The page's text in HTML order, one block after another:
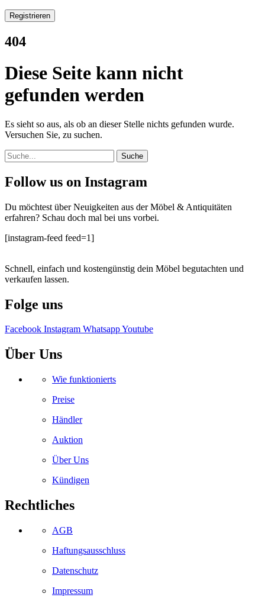
Registrieren
404
Diese Seite kann nicht
gefunden werden
Es sieht so aus, als ob an dieser Stelle nichts gefunden wurde.
Versuchen Sie, zu suchen.
Suche
Follow us on Instagram
Du möchtest über Neuigkeiten aus der Möbel & Antiquitäten
erfahren? Schau doch mal bei uns vorbei.
[instagram-feed feed=1]
Schnell, einfach und kostengünstig dein Möbel begutachten und
verkaufen lassen.
Folge uns
Facebook Instagram WhatsappYoutube
Über Uns
Wie funktionierts
Preise
Händler
Auktion
Über Uns
Kündigen
Rechtliches
AGB
Haftungsausschluss
Datenschutz
Impressum